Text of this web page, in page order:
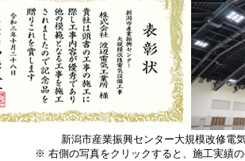
新潟市産業振興センター大規模改修電
※ 右側の写真をクリックすると、施工実績